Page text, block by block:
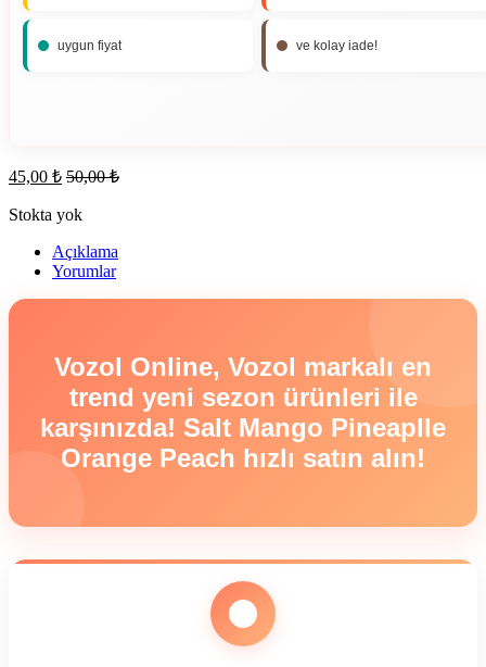
uygun fiyat ve kolay iade!
45,00 ₺ 50,00₺
Stokta yok
Açıklama
Yorumlar
Vozol Online, Vozol markalı en
trend yeni sezon ürünleri ile
karşınızda! Salt Mango Pineaplle
Orange Peach hızlı satın alın!